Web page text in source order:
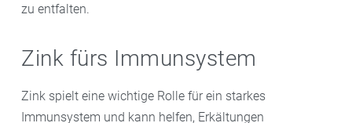
zu entfalten.
Zink fürs Immunsystem
Zink spielt eine wichtige Rolle für ein starkes
Immunsystem und kann helfen, Erkältungen